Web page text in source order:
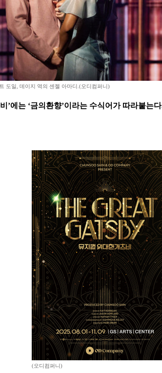
도일, 데이지 역의 센젤 아마디.(오디컴퍼니)
’에는 ‘금의환향’이라는 수식어가 따라붙
(오디컴퍼니)